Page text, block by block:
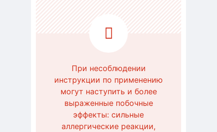
При несоблюдении
инструкции по применению
могут наступить и более
выраженные побочные
эффекты: сильные
аллергические реакции,